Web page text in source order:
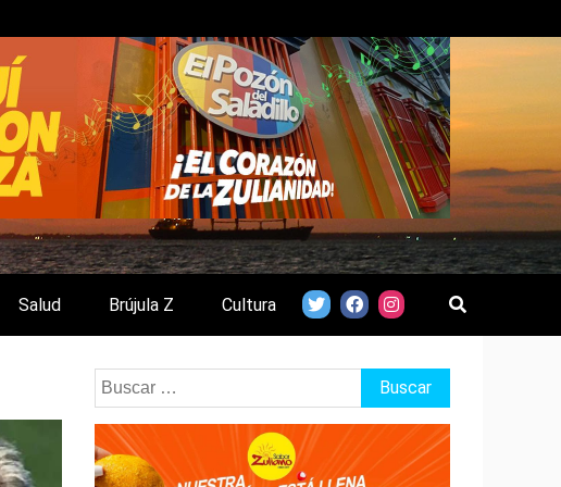
Salud Brújula Z Cultura
Buscar: